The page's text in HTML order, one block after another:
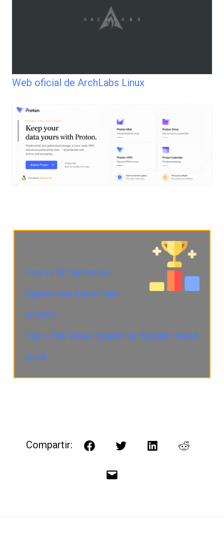
Web oficial de ArchLabs Linux
Top +250 Sistemas
Operativos Linux más
usados.
Top +250 Linux Operative System most
used.
Compartir: FacebookTwitterLinkedInReddit
Correo